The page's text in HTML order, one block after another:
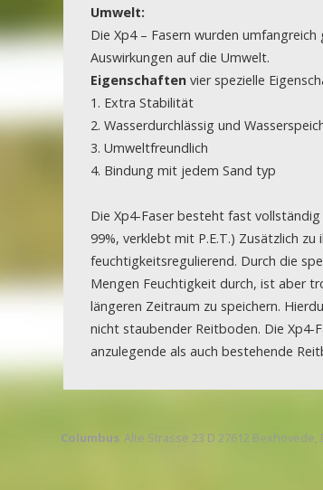
Umwelt:
Die Xp4 – Fasern wurden
Auswirkungen auf die Umwelt.
Eigenschaftenvier spezielle
1. Extra Stabilität
2. Wasserdurchlässig und
3. Umweltfreundlich
4. Bindung mit jedem Sand typ
Die Xp4-Faser besteht fast
99%, verklebt mit P.E.T.) Zusätzlich
feuchtigkeitsregulierend. Durch die
Mengen Feuchtigkeit durch, ist aber
längeren Zeitraum zu speichern.
nicht staubender Reitboden. Die Xp4-
anzulegende als auch bestehende
Columbus Alte Strasse 23 D 27612 Bexhövede,